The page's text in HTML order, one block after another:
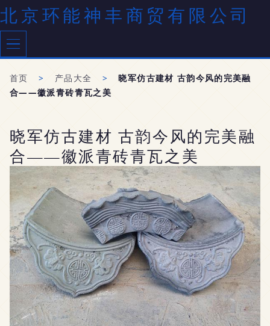
北京环能神丰商贸有限公司
首页 > 产品大全 >
晓军仿古建材 古韵今风的完美融
合——徽派青砖青瓦之美
晓军仿古建材 古韵今风的完美融
合——徽派青砖青瓦之美